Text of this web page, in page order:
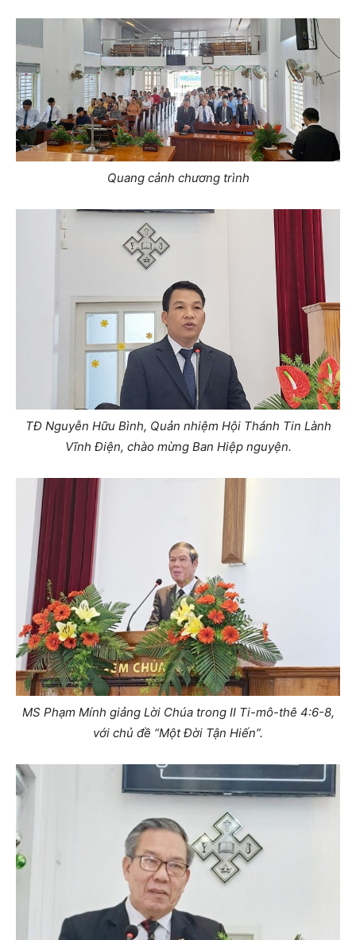
Quang cảnh chương trình
TĐ Nguyễn Hữu Bình, Quản nhiệm Hội Thánh Tin Lành
Vĩnh Điện, chào mừng Ban Hiệp nguyện.
MS Phạm Mính giảng Lời Chúa trong II Ti-mô-thê 4:6-8,
với chủ đề “Một Đời Tận Hiến”.